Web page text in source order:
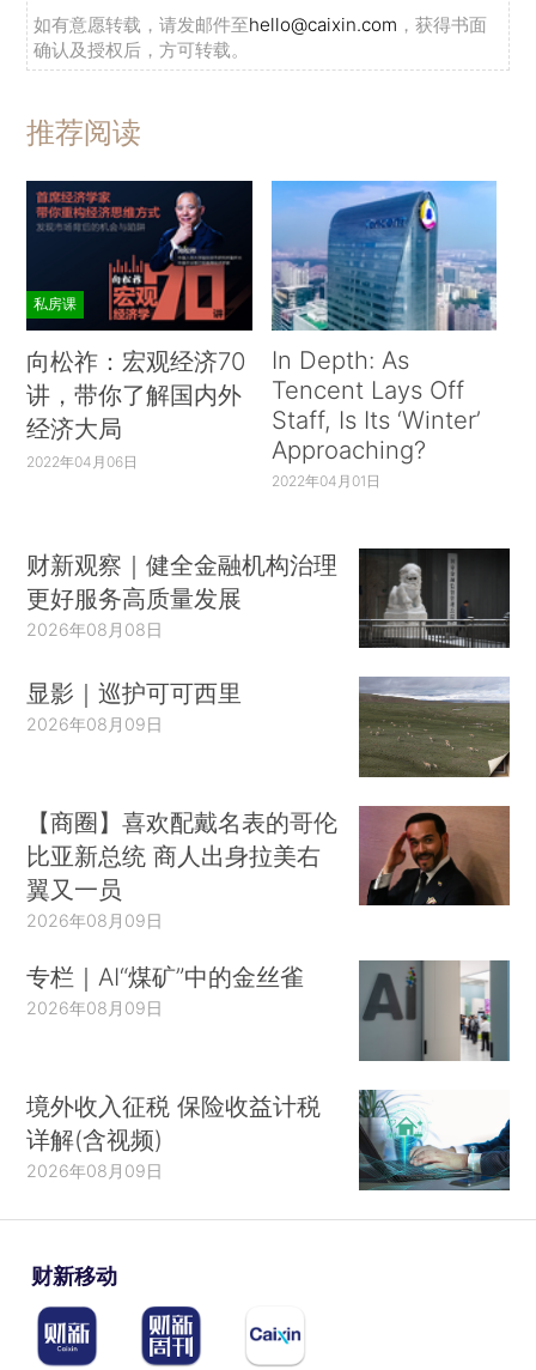
如有意愿转载，请发邮件至hello@caixin.com ，获得书面
确认及授权后，方可转载。
推荐阅读
私房课
向松祚：宏观经济70
讲，带你了解国内外
经济大局
2022年04月06日
In Depth: As
Tencent Lays Off
Staff, Is Its ‘Winter’
Approaching?
2022年04月01日
财新观察｜健全金融机构治理
更好服务高质量发展
2026年08月08日
显影｜巡护可可西里
2026年08月09日
【商圈】喜欢配戴名表的哥伦
比亚新总统 商人出身拉美右
翼又一员
2026年08月09日
专栏｜AI“煤矿”中的金丝雀
2026年08月09日
境外收入征税 保险收益计税
详解(含视频)
2026年08月09日
财新移动